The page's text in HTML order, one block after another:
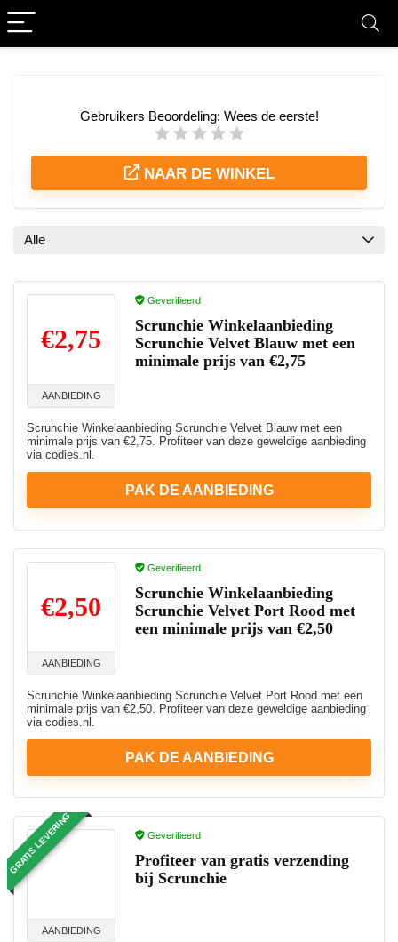
Gebruikers Beoordeling: Wees de eerste!
NAAR DE WINKEL
Alle
€2,75
AANBIEDING
Geverifieerd
Scrunchie Winkelaanbieding
Scrunchie Velvet Blauw met een
minimale prijs van €2,75
Scrunchie Winkelaanbieding Scrunchie Velvet Blauw met een
minimale prijs van €2,75. Profiteer van deze geweldige aanbieding
via codies.nl.
PAK DE AANBIEDING
€2,50
AANBIEDING
Geverifieerd
Scrunchie Winkelaanbieding
Scrunchie Velvet Port Rood met
een minimale prijs van €2,50
Scrunchie Winkelaanbieding Scrunchie Velvet Port Rood met een
minimale prijs van €2,50. Profiteer van deze geweldige aanbieding
via codies.nl.
PAK DE AANBIEDING
GRATIS LEVERING
AANBIEDING
Geverifieerd
Profiteer van gratis verzending
bij Scrunchie